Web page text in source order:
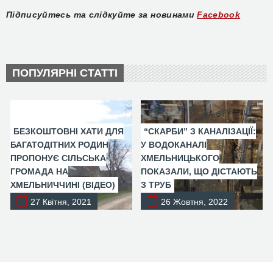
Підписуйтесь та слідкуйте за новинами Facebook
ПОПУЛЯРНІ СТАТТІ
БЕЗКОШТОВНІ ХАТИ ДЛЯ
БАГАТОДІТНИХ РОДИН
ПРОПОНУЄ СІЛЬСЬКА
ГРОМАДА НА
ХМЕЛЬНИЧЧИНІ (ВІДЕО)
27 Квітня, 2021
“СКАРБИ” З КАНАЛІЗАЦІЇ:
У ВОДОКАНАЛІ
ХМЕЛЬНИЦЬКОГО
ПОКАЗАЛИ, ЩО ДІСТАЮТЬ
З ТРУБ
26 Жовтня, 2022